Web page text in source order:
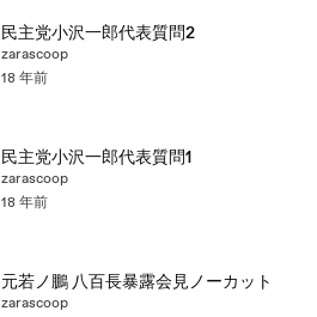
民主党小沢一郎代表質問2
zarascoop
18 年前
民主党小沢一郎代表質問1
zarascoop
18 年前
元若ノ鵬 八百長暴露会見ノーカット
zarascoop